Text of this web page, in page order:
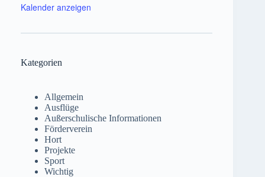
Kalender anzeigen
Kategorien
Allgemein
Ausflüge
Außerschulische Informationen
Förderverein
Hort
Projekte
Sport
Wichtig